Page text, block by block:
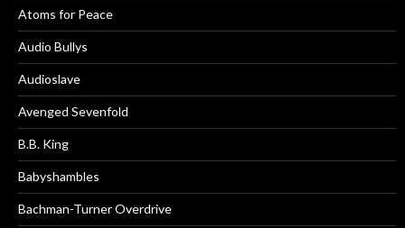
Atoms for Peace
Audio Bullys
Audioslave
Avenged Sevenfold
B.B. King
Babyshambles
Bachman-Turner Overdrive